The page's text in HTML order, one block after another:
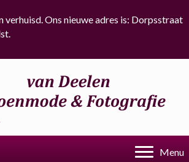
verhuisd. Ons nieuwe adres is: Dorpsstraat
Menu